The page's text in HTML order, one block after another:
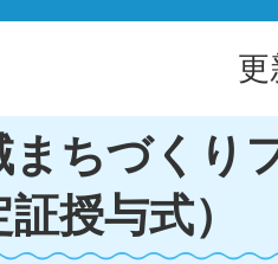
まちづくり
授与式）